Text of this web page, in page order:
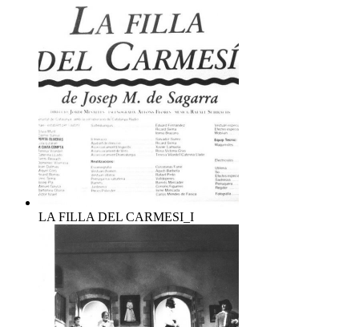
LA FILLA DEL CARMESI_I